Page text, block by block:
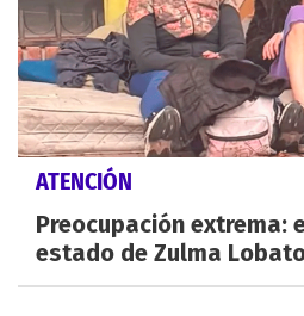
ATENCIÓN
Preocupación extrema:
estado de Zulma